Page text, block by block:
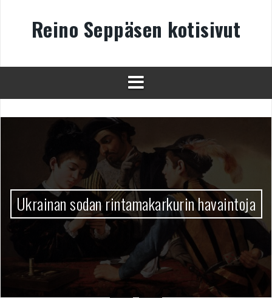
Reino Seppäsen kotisivut
Ukrainan sodan rintamakarkurin havaintoja